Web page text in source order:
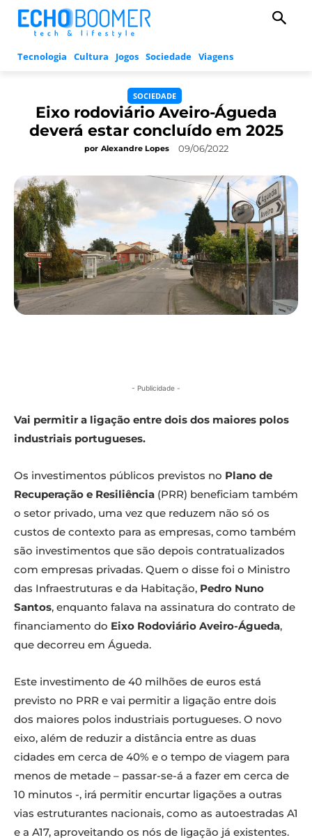
Tecnologia Cultura Jogos Sociedade Viagens
SOCIEDADE
Eixo rodoviário Aveiro-Águeda
deverá estar concluído em 2025
por Alexandre Lopes 09/06/2022
- Publicidade -
Vai permitir a ligação entre dois dos maiores polos
industriais portugueses.
Os investimentos públicos previstos no Plano de
Recuperação e Resiliência (PRR) beneficiam também
o setor privado, uma vez que reduzem não só os
custos de contexto para as empresas, como também
são investimentos que são depois contratualizados
com empresas privadas. Quem o disse foi o Ministro
das Infraestruturas e da Habitação, Pedro Nuno
Santos, enquanto falava na assinatura do contrato de
financiamento do Eixo Rodoviário Aveiro-Águeda,
que decorreu em Águeda.
Este investimento de 40 milhões de euros está
previsto no PRR e vai permitir a ligação entre dois
dos maiores polos industriais portugueses. O novo
eixo, além de reduzir a distância entre as duas
cidades em cerca de 40% e o tempo de viagem para
menos de metade – passar-se-á a fazer em cerca de
10 minutos -, irá permitir encurtar ligações a outras
vias estruturantes nacionais, como as autoestradas A1
e a A17, aproveitando os nós de ligação já existentes.